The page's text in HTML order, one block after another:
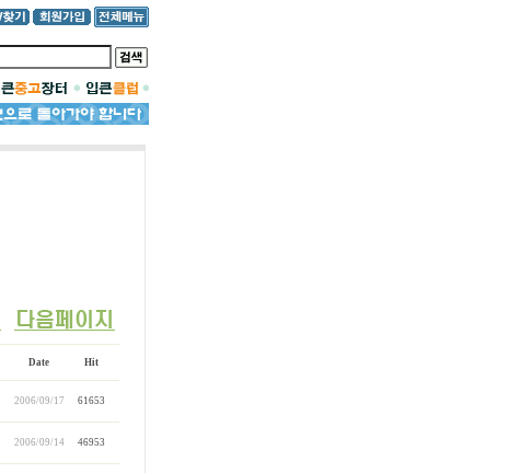
Date Hit
2006/09/17 61653
2006/09/14 46953